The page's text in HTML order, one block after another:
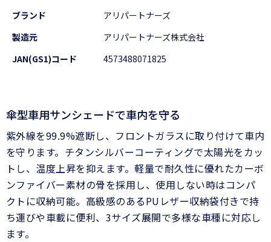
ブランド
アリパートナーズ
製造元
アリパートナーズ株式会社
JAN(GS1)コード
4573488071825
傘型車用サンシェードで車内を守る
紫外線を99.9%遮断し、フロントガラスに取り付けて車内
を守ります。チタンシルバーコーティングで太陽光をカッ
トし、温度上昇を抑えます。軽量で耐久性に優れたカーボ
ンファイバー素材の骨を採用し、使用しない時はコンパ
クトに収納可能。高級感のあるPUレザー収納袋付きで持
ち運びや車載に便利、3サイズ展開で多様な車種に対応し
ます。